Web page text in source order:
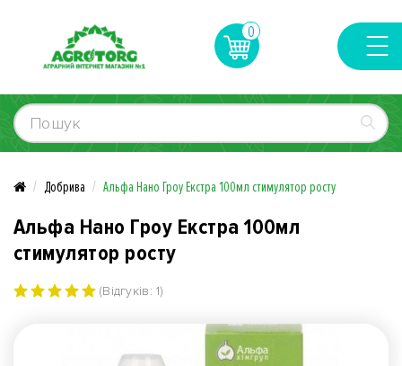
0
Добрива Альфа Нано Гроу Екстра 100мл стимулятор росту
Альфа Нано Гроу Екстра 100мл
стимулятор росту
(Відгуків: 1)